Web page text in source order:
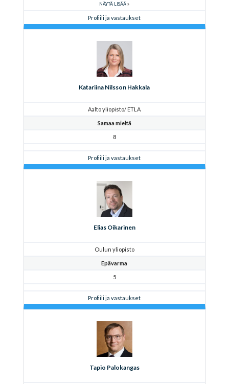
NÄYTÄ LISÄÄ
Profiili ja vastaukset
Katariina Nilsson Hakkala
Aalto yliopisto/ ETLA
Samaa mieltä
8
Profiili ja vastaukset
Elias Oikarinen
Oulun yliopisto
Epävarma
5
Profiili ja vastaukset
Tapio Palokangas